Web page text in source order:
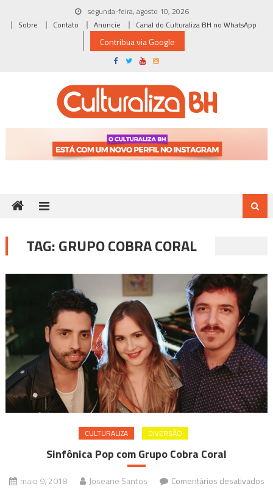
segunda-feira, agosto 10, 2026
Sobre
Contato Anuncie Canal do Culturaliza BH no WhatsApp
Contribua via Google
TAG:GRUPO COBRA CORAL
CULTURALIZA DIVERSÃO
Sinfônica Pop com Grupo Cobra Coral
maio 9, 2018 Joseane Santos
Comentários desativados